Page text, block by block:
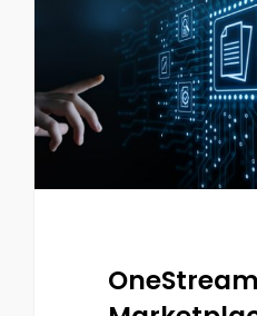
OneStream